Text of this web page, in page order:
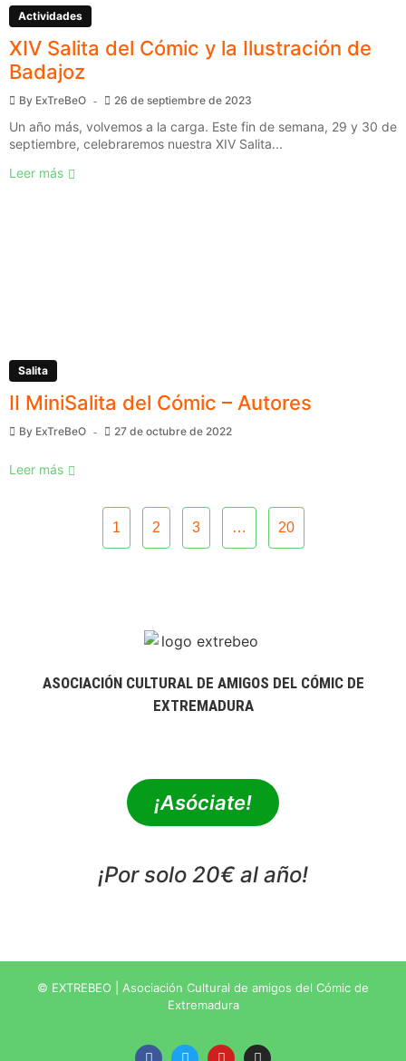
Actividades
XIV Salita del Cómic y la Ilustración de
Badajoz
By ExTreBeO 26 de septiembre de 2023
Un año más, volvemos a la carga. Este fin de semana, 29 y 30 de
septiembre, celebraremos nuestra XIV Salita...
Leer más
Salita
II MiniSalita del Cómic – Autores
By ExTreBeO 27 de octubre de 2022
Leer más
1 2 3 … 20
ASOCIACIÓN CULTURAL DE AMIGOS DEL CÓMIC DE
EXTREMADURA
¡Asóciate!
¡Por solo 20€ al año!
© EXTREBEO | Asociación Cultural de amigos del Cómic de
Extremadura